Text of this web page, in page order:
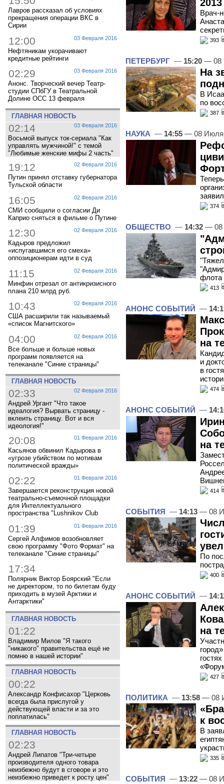
Лавров рассказал об условиях
прекращения операции ВКС в
Сирии
03 Февраля 2016
12:00
Нефтяникам укорачивают
кредитные рейтинги
03 Февраля 2016
02:29
Анонс. Творческий вечер Театр-
студии СПбГУ в Театральной
Долине ОСС 13 февраля
ГЛАВНАЯ НОВОСТЬ
03 Февраля 2016
02:14
Восьмой выпуск ток-сериала "Как
управлять мужчиной!" с темой
"Любимые женские мифы 2 часть"
02 Февраля 2016
19:12
Путин принял отставку губернатора
Тульской области
02 Февраля 2016
16:05
СМИ сообщили о согласии Ди
Каприо сняться в фильме о Путине
02 Февраля 2016
12:30
Кадыров предложил
«испугавшимся его смеха»
оппозиционерам идти в суд
02 Февраля 2016
11:15
Минфин отрезал от антикризисного
плана 210 млрд руб.
02 Февраля 2016
10:43
США расширили так называемый
«список Магнитского»
02 Февраля 2016
04:00
Все больше и больше новых
программ появляется на
телеканале "Синие страницы"
ГЛАВНАЯ НОВОСТЬ
02 Февраля 2016
02:33
Андрей Ургант "Что такое
идеалогия? Вырвать страницу -
вклеить страницу. Вот и вся
идеология!"
01 Февраля 2016
20:08
Касьянов обвинил Кадырова в
«угрозе убийством по мотивам
политической вражды»
01 Февраля 2016
02:22
Завершается реконструкция новой
театрально-съемочной площадки
для Интеллектуального
пространства "Lushnikov Club
01 Февраля 2016
01:39
Сергей Алфимов возобновляет
свою программу "Фото Формат" на
телеканале "Синие страницы"
17:34
Полярник Виктор Боярский "Если
не директором, то по билетам буду
приходить в музей Арктики и
Антарктики"
ГЛАВНАЯ НОВОСТЬ
01:22
Владимир Милов "Я такого
"никакого" правительства ещё не
помню в нашей истории"
ГЛАВНАЯ НОВОСТЬ
00:22
Александр Конфисахор "Церковь
всегда была прислугой у
действующей власти и за это
поплатилась"
ГЛАВНАЯ НОВОСТЬ
02:23
Андрей Липатов "Три-четыре
производителя одного товара
неизбежно будут в сговоре и это
неизбежно приведет к росту цен"
Врач-
393
ПЕТЕРБУРГ — 15:20 — 08
На
В
по
387
НАУКА — 14:55 — 08 Июля
374
ОБЩЕСТВО — 14:32 — 08
флота
413
АНОНС СОБЫТИЙ —
на
и
в
474
АНОНС СОБЫТИЙ —
на
414
СОБЫТИЯ — 14:13 — 08
По
400
АНОНС СОБЫТИЙ —
на
427
ПОЛИТИКА — 13:58 — 08
к
В
335
СОБЫТИЯ — 13:22 — 08